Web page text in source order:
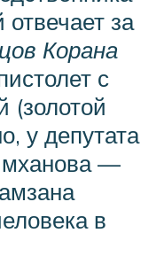
за
Корана
с
(золотой
у депутата
—
в